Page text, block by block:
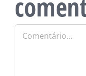
Comentário